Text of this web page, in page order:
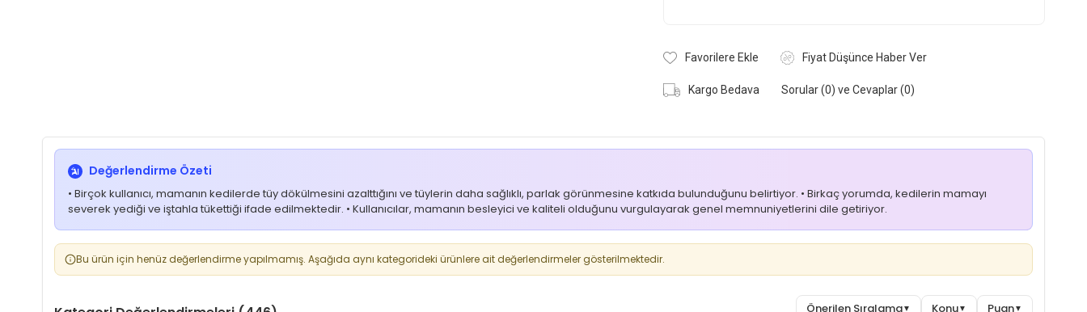
Favorilere Ekle Fiyat Düşünce Haber Ver
Kargo Bedava Sorular (0) ve Cevaplar (0)
Değerlendirme Özeti
• Birçok kullanıcı, mamanın kedilerde tüy dökülmesini azalttığını ve tüylerin daha sağlıklı, parlak görünmesine katkıda bulunduğunu belirtiyor. • Birkaç yorumda, kedilerin mamayı
severek yediği ve iştahla tükettiği ifade edilmektedir. • Kullanıcılar, mamanın besleyici ve kaliteli olduğunu vurgulayarak genel memnuniyetlerini dile getiriyor.
Bu ürün için henüz değerlendirme yapılmamış. Aşağıda aynı kategorideki ürünlere ait değerlendirmeler gösterilmektedir.
Önerilen Sıralama▼ Konu▼ Puan▼